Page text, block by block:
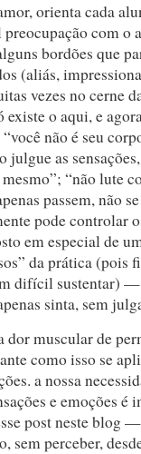
orienta cada
com o
bordões que
(aliás,
vezes no cerne
o aqui, e
não é seu
julgue as
“não lute
passem, não
pode controlar
em especial de
da prática (pois
difícil sustentar)
sinta, sem
muscular de
como isso se
a nossa
e emoções é
post neste blog
sem perceber,